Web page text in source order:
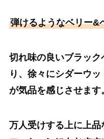
弾けるようなベリー&
切れ味の良いブラッ
り、徐々にシダーウ
が気品を感じさせます
万人受けする上に上